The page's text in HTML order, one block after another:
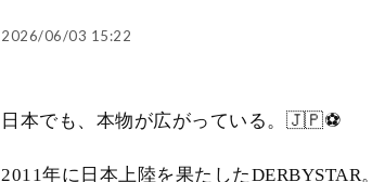
2026/06/03 15:22
日本でも、本物が広がっている。🇯🇵⚽
2011年に日本上陸を果たしたDERBYSTAR。